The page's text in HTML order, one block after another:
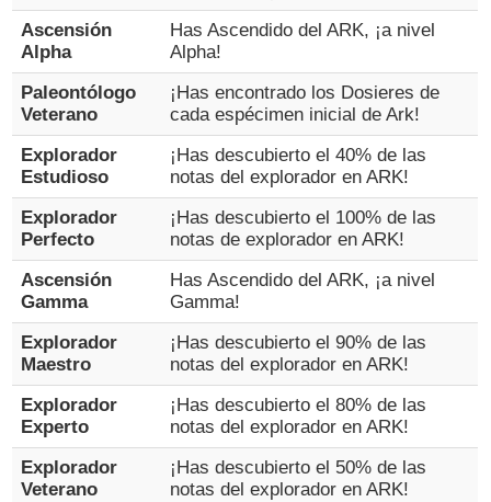
Ascensión
Alpha
Has Ascendido del ARK, ¡a nivel
Alpha!
Paleontólogo
Veterano
¡Has encontrado los Dosieres de
cada espécimen inicial de Ark!
Explorador
Estudioso
¡Has descubierto el 40% de las
notas del explorador en ARK!
Explorador
Perfecto
¡Has descubierto el 100% de las
notas de explorador en ARK!
Ascensión
Gamma
Has Ascendido del ARK, ¡a nivel
Gamma!
Explorador
Maestro
¡Has descubierto el 90% de las
notas del explorador en ARK!
Explorador
Experto
¡Has descubierto el 80% de las
notas del explorador en ARK!
Explorador
Veterano
¡Has descubierto el 50% de las
notas del explorador en ARK!